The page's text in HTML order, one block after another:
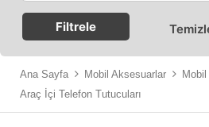
Filtrele
Ana Sayfa Mobil Aksesuarlar
Araç İçi Telefon Tutucuları